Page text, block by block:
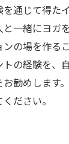
通じて得た
一緒にヨガ
の場を作る
の経験を、
勧めします
ださい。